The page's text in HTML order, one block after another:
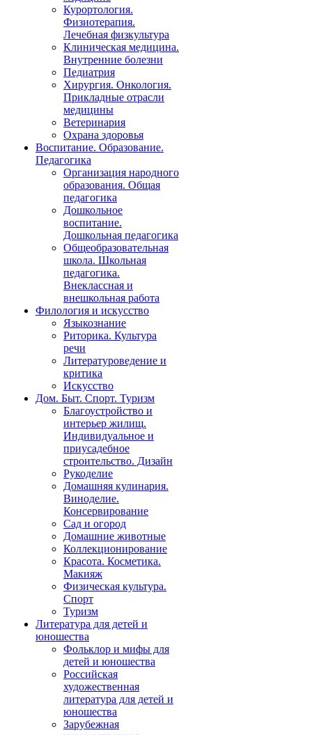
Курортология.
Физиотерапия.
Лечебная физкультура
Клиническая медицина.
Внутренние болезни
Педиатрия
Хирургия. Онкология.
Прикладные отрасли
медицины
Ветеринария
Охрана здоровья
Воспитание. Образование.
Педагогика
Организация народного
образования. Общая
педагогика
Дошкольное
воспитание.
Дошкольная педагогика
Общеобразовательная
школа. Школьная
педагогика.
Внеклассная и
внешкольная работа
Филология и искусство
Языкознание
Риторика. Культура
речи
Литературоведение и
критика
Искусство
Дом. Быт. Спорт. Туризм
Благоустройство и
интерьер жилищ.
Индивидуальное и
приусадебное
строительство. Дизайн
Рукоделие
Домашняя кулинария.
Виноделие.
Консервирование
Сад и огород
Домашние животные
Коллекционирование
Красота. Косметика.
Макияж
Физическая культура.
Спорт
Туризм
Литература для детей и
юношества
Фольклор и мифы для
детей и юношества
Российская
художественная
литература для детей и
юношества
Зарубежная